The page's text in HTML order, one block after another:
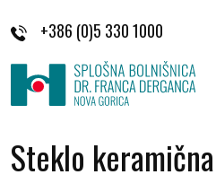
+386 (0)5 330 1000
Steklo